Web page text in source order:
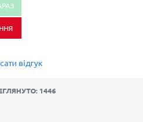
1446
відгук